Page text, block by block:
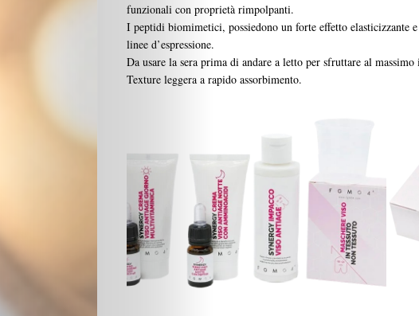
funzionali con proprietà rimpolpanti.
I peptidi biomimetici, possiedono un forte effetto elasticizzante
linee d’espressione.
Da usare la sera prima di andare a letto per sfruttare al
Texture leggera a rapido assorbimento.